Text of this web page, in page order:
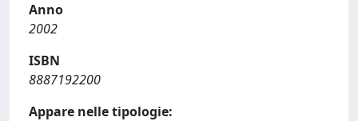
Anno
2002
ISBN
8887192200
Appare nelle tipologie: